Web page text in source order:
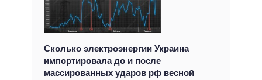
Сколько электроэнергии Украина
импортировала до и после
массированных ударов рф весной